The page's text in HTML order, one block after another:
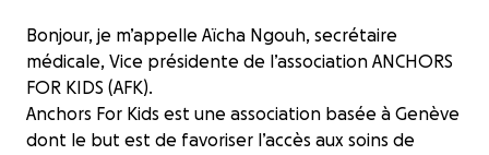
Bonjour, je m’appelle Aïcha Ngouh, secrétaire
médicale, Vice présidente de l’association ANCHORS
FOR KIDS (AFK).
Anchors For Kids est une association basée à Genève
dont le but est de favoriser l’accès aux soins de